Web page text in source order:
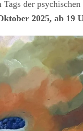
der
2025, ab